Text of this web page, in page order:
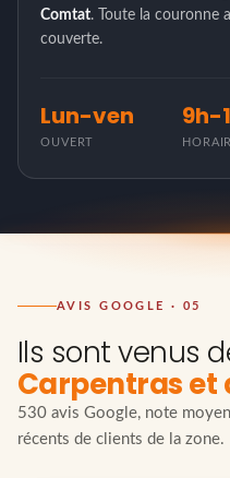
Comtat. Toute la couronne
couverte.
Lun-ven
OUVERT
9h-
AVIS GOOGLE · 05
Ils sont venus
Carpentras et
530 avis Google, note
récents de clients de la zone.